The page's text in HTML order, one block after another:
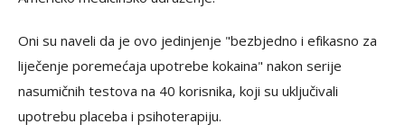
Oni su naveli da je ovo jedinjenje "bezbjedno i efikasno za
liječenje poremećaja upotrebe kokaina" nakon serije
nasumičnih testova na 40 korisnika, koji su uključivali
upotrebu placeba i psihoterapiju.